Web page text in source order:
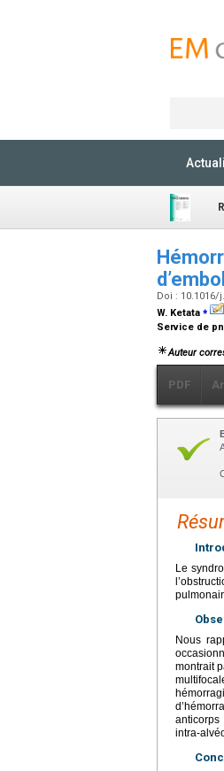
Doi : 10.1016/
W. Ketata ⁎
Service de
Auteur
PDF
Le
Nous
montrait
anticorps
intra-